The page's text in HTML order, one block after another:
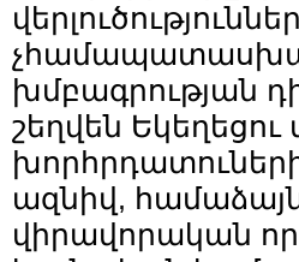
խմբագրության
շեղվեն
ազնիվ,
վիրավորական